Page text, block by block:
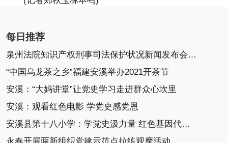
每日推荐
泉州法院知识产权刑事司法保护状况新闻发布会召开
“中国乌龙茶之乡”福建安溪举办2021开茶节
安溪：“大妈讲堂”让党史学习走进群众心坎里
安溪：观看红色电影 学党史感党恩
安溪县第十八小学：学党史汲力量 红色基因代代传